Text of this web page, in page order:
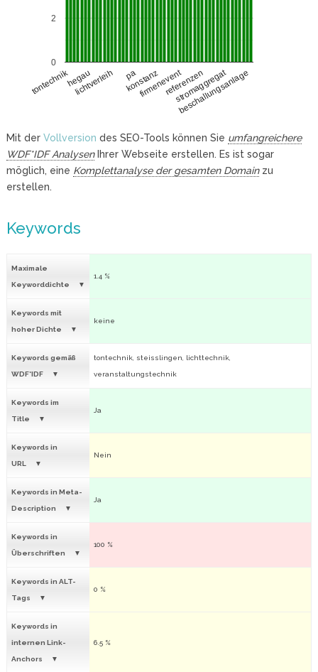
tontechnikhegau
lichtverleih pa
konstanz
firmeneventreferenzen
stromaggregat
beschallungsanlage
0
2
Mit der Vollversion des SEO-Tools können Sie umfangreichere
WDF*IDF AnalysenIhrer Webseite erstellen. Es ist sogar
möglich, eine Komplettanalyse der gesamten Domainzu
erstellen.
Keywords
Maximale
Keyworddichte
1.4 %
Keywords mit
hoher Dichte
keine
Keywords gemäß
WDF*IDF
tontechnik, steisslingen, lichttechnik,
veranstaltungstechnik
Keywords im
Title
Ja
Keywords in
URL
Nein
Keywords in Meta-
Description
Ja
Keywords in
Überschriften
100 %
Keywords in ALT-
Tags
0 %
Keywords in
internen Link-
Anchors
6.5 %